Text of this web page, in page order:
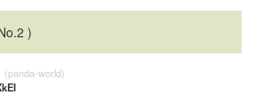
)
(panda-world)